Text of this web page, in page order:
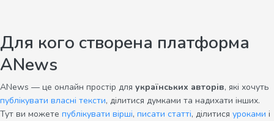
Для кого створена платформа
ANews
ANews — це онлайн простір для українських авторів, які хочуть
публікувати власні тексти, ділитися думками та надихати інших.
Тут ви можете публікувати вірші, писати статті, ділитися уроками і